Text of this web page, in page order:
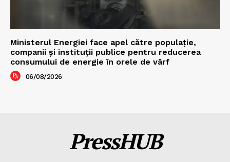
Ministerul Energiei face apel către populație,
companii și instituții publice pentru reducerea
consumului de energie în orele de vârf
06/08/2026
PressHUB